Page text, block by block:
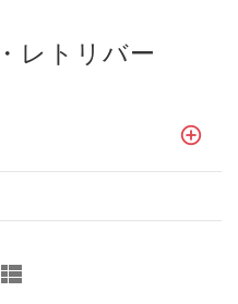
レトリバー